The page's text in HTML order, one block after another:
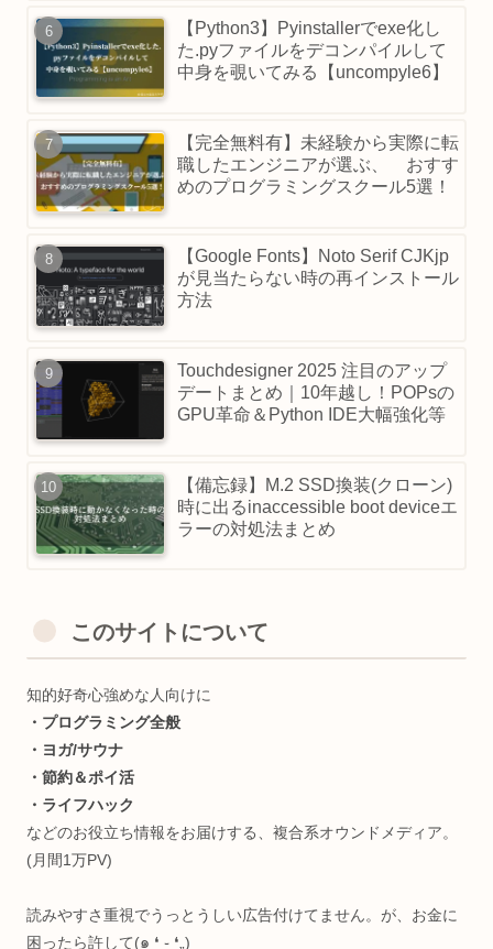
【Python3】Pyinstallerでexe化し
た.pyファイルをデコンパイルして
中身を覗いてみる【uncompyle6】
【完全無料有】未経験から実際に転
職したエンジニアが選ぶ、 おすす
めのプログラミングスクール5選！
【Google Fonts】Noto Serif CJKjp
が見当たらない時の再インストール
方法
Touchdesigner 2025 注目のアップ
デートまとめ｜10年越し！POPsの
GPU革命＆Python IDE大幅強化等
【備忘録】M.2 SSD換装(クローン)
時に出るinaccessible boot deviceエ
ラーの対処法まとめ
このサイトについて